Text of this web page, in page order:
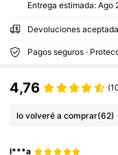
Entrega estimada: Ago
Devoluciones
Pagos seguros ·
4,76
lo volveré a comprar(62)
l***a